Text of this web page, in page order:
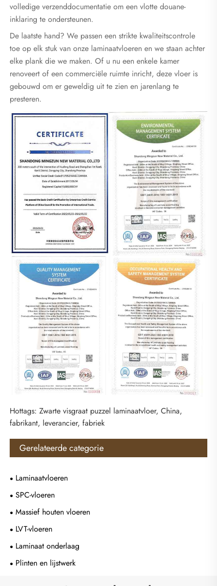
volledige verzenddocumentatie om een ​​vlotte douane-
inklaring te ondersteunen.
De laatste hand? We passen een strikte kwaliteitscontrole
toe op elk stuk van onze laminaatvloeren en we staan ​​achter
elke plank die we maken. Of u nu een enkele kamer
renoveert of een commerciële ruimte inricht, deze vloer is
gebouwd om er geweldig uit te zien en jarenlang te
presteren.
Hottags: Zwarte visgraat puzzel laminaatvloer, China,
fabrikant, leverancier, fabriek
Gerelateerde categorie
Laminaatvloeren
SPC-vloeren
Massief houten vloeren
LVT-vloeren
Laminaat onderlaag
Plinten en lijstwerk